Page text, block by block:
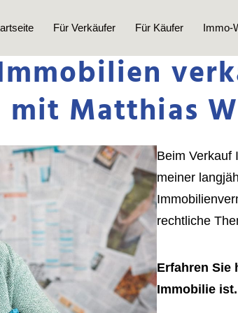
Für Verkäufer Für Käufer Immo-
mit Matthias
Beim Verkauf
meiner
rechtliche
Erfahren Sie
Immobilie ist.